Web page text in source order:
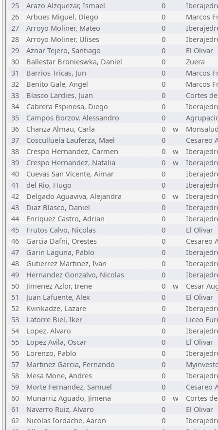
25
Arazo Alzquezar, Ismael 0
26
Arbues Miguel, Diego 0
Marcos
27
Arroyo Moliner, Mateo 0
28
Arroyo Moliner, Ulises 0
29
Aznar Tejero, Santiago 0
El Olivar
30
Ballestar Bronieswka, Daniel 0
Zuera
31
Barrios Tricas, Jun 0
Marcos
32
Benito Gale, Angel 0
Marcos
33
Blasco Lardies, Juan 0
Cortes
34
Cabrera Espinosa, Diego 0
35
Campos Borzov, Alessandro 0
36
Chanza Almau, Carla 0 w
37
Cosculluela Lauferza, Mael 0
Cesareo
38
Crespo Hernandez, Carmen 0 w
39
Crespo Hernandez, Natalia 0 w
40
Cuevas San Vicente, Aimar 0
41
del Rio, Hugo 0
42
Delgado Aguaviva, Alejandra 0 w
43
Diaz Blasco, Daniel 0
44
Enriquez Castro, Adrian 0
45
Frutos Calvo, Nicolas 0
El Olivar
46
Garcia Dafni, Orestes 0
Cesareo
47
Garin Laguna, Pablo 0
48
Gutierrez Martinez, Ivan 0
49
Hernandez Gonzalvo, Nicolas 0
50
Jimenez Azlor, Irene 0 w
Cesar
51
Juan Lafuente, Alex 0
El Olivar
52
Kvirikadze, Lazare 0
53
Latorre Biel, Iker 0
Liceo
54
Lopez, Alvaro 0
55
Lopez Avila, Oscar 0
El Olivar
56
Lorenzo, Pablo 0
57
Martinez Garcia, Fernando 0
58
Mesa Mone, Andres 0
59
Morte Fernandez, Samuel 0
Cesareo
60
Munarriz Aguado, Jimena 0 w
Cortes
61
Navarro Ruiz, Alvaro 0
El Olivar
62
Nicolas Iordache, Aaron 0